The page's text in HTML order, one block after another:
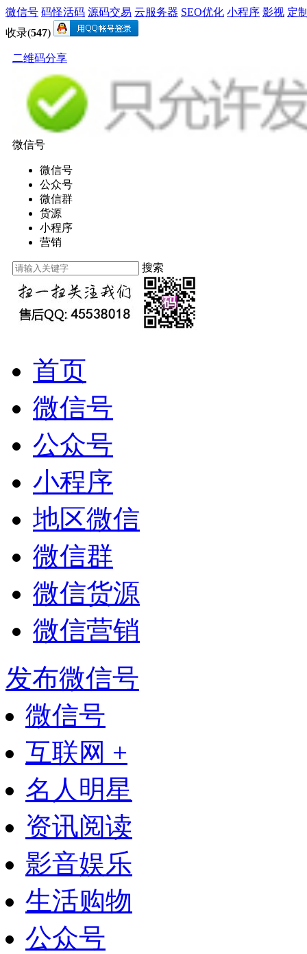
微信号 码怪活码 源码交易 云服务器 SEO优化 小程序 影视 定
收录(547)
二维码分享
微信号
微信号
公众号
微信群
货源
小程序
营销
搜索
首页
微信号
公众号
小程序
地区微信
微信群
微信货源
微信营销
发布微信号
微信号
互联网 +
名人明星
资讯阅读
影音娱乐
生活购物
公众号